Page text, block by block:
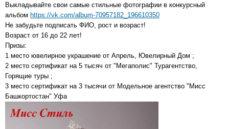
Выкладывайте свои самые стильные фотографии в конкурсный
альбом https://vk.com/album-70957182_196610350
Не забудьте подписать ФИО, рост и возраст!
Возраст от 16 до 22 лет!
Призы:
1 место ювелирное украшение от Апрель, Ювелирный Дом ;
2 место сертификат на 5 тысяч от "Мегаполис" Турагентство,
Горящие туры ;
3 место сертификат на 3 тысячи от Модельное агентство "Мисс
Башкортостан" Уфа